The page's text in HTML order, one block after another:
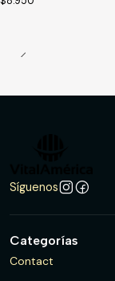
Síguenos
Categorías
Contact